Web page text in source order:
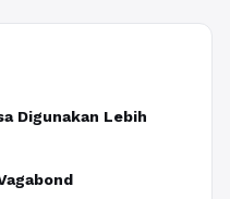
Digunakan Lebih